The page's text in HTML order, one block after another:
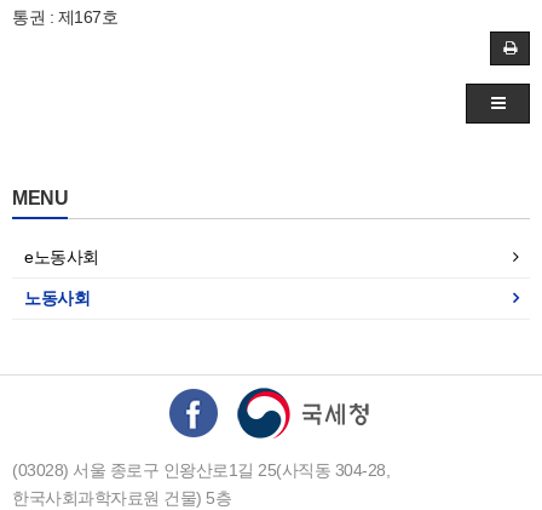
통권 : 제167호
MENU
e노동사회
노동사회
(03028) 서울 종로구 인왕산로1길 25(사직동 304-28,
한국사회과학자료원 건물) 5층